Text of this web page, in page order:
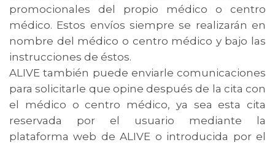
promocionales del propio médico o centro
médico. Estos envíos siempre se realizarán en
nombre del médico o centro médico y bajo las
instrucciones de éstos.
ALIVE también puede enviarle comunicaciones
para solicitarle que opine después de la cita con
el médico o centro médico, ya sea esta cita
reservada por el usuario mediante la
plataforma web de ALIVE o introducida por el